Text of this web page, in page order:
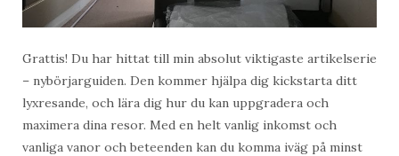
Grattis! Du har hittat till min absolut viktigaste artikelserie
– nybörjarguiden. Den kommer hjälpa dig kickstarta ditt
lyxresande, och lära dig hur du kan uppgradera och
maximera dina resor. Med en helt vanlig inkomst och
vanliga vanor och beteenden kan du komma iväg på minst